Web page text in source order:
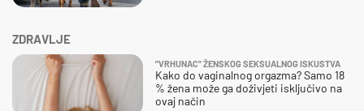
ZDRAVLJE
"VRHUNAC" ŽENSKOG SEKSUALNOG ISKUSTVA
Kako do vaginalnog orgazma? Samo 18
% žena može ga doživjeti isključivo na
ovaj način